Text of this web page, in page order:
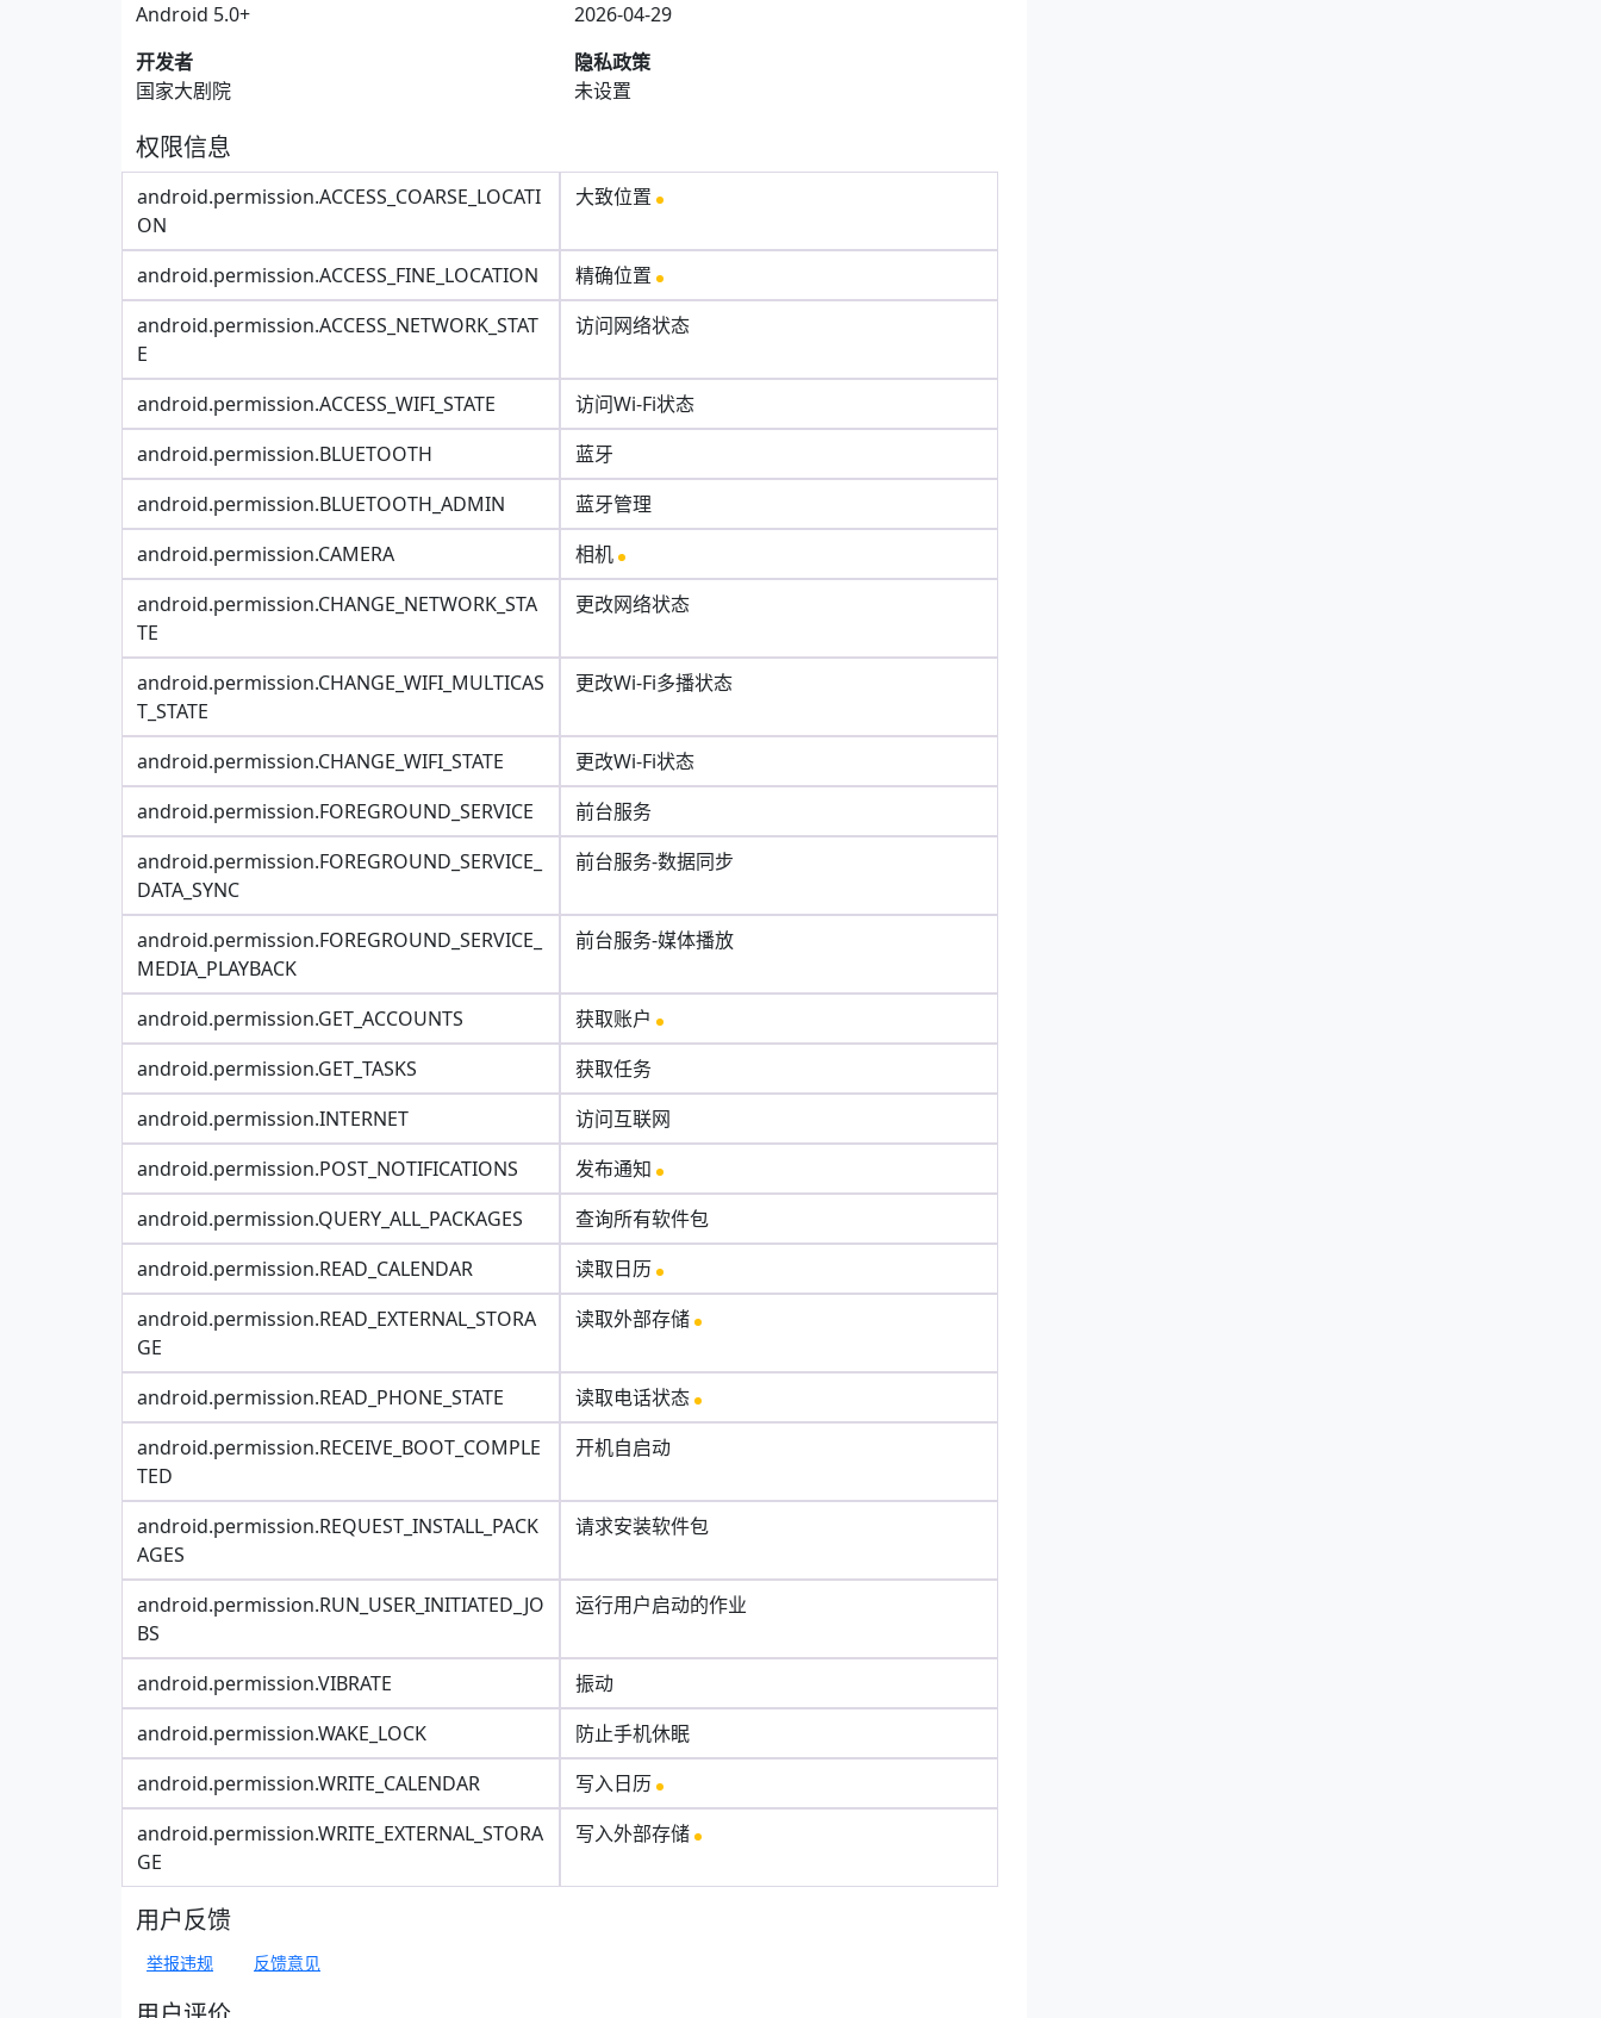
Android 5.0+
2026-04-29
开发者
国家大剧院
隐私政策
未设置
权限信息
android.permission.ACCESS_COARSE_LOCATI
ON
大致位置
android.permission.ACCESS_FINE_LOCATION
精确位置
android.permission.ACCESS_NETWORK_STAT
E
访问网络状态
android.permission.ACCESS_WIFI_STATE
访问Wi-Fi状态
android.permission.BLUETOOTH
蓝牙
android.permission.BLUETOOTH_ADMIN
蓝牙管理
android.permission.CAMERA
相机
android.permission.CHANGE_NETWORK_STA
TE
更改网络状态
android.permission.CHANGE_WIFI_MULTICAS
T_STATE
更改Wi-Fi多播状态
android.permission.CHANGE_WIFI_STATE
更改Wi-Fi状态
android.permission.FOREGROUND_SERVICE
前台服务
android.permission.FOREGROUND_SERVICE_
DATA_SYNC
前台服务-数据同步
android.permission.FOREGROUND_SERVICE_
MEDIA_PLAYBACK
前台服务-媒体播放
android.permission.GET_ACCOUNTS
获取账户
android.permission.GET_TASKS
获取任务
android.permission.INTERNET
访问互联网
android.permission.POST_NOTIFICATIONS
发布通知
android.permission.QUERY_ALL_PACKAGES
查询所有软件包
android.permission.READ_CALENDAR
读取日历
android.permission.READ_EXTERNAL_STORA
GE
读取外部存储
android.permission.READ_PHONE_STATE
读取电话状态
android.permission.RECEIVE_BOOT_COMPLE
TED
开机自启动
android.permission.REQUEST_INSTALL_PACK
AGES
请求安装软件包
android.permission.RUN_USER_INITIATED_JO
BS
运行用户启动的作业
android.permission.VIBRATE
振动
android.permission.WAKE_LOCK
防止手机休眠
android.permission.WRITE_CALENDAR
写入日历
android.permission.WRITE_EXTERNAL_STORA
GE
写入外部存储
用户反馈
举报违规 反馈意见